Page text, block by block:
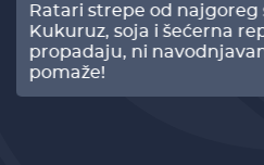
Ratari strepe od najgoreg
Kukuruz, soja i šećerna
propadaju, ni
pomaže!